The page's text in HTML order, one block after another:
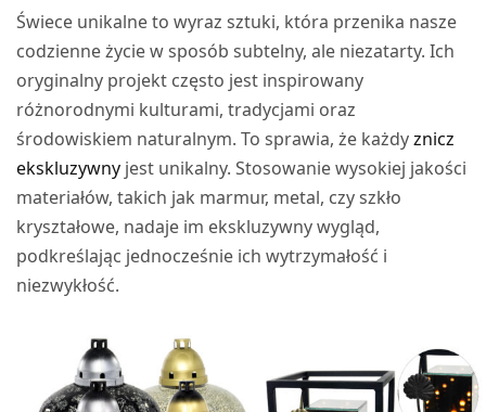
Świece unikalne to wyraz sztuki, która przenika nasze
codzienne życie w sposób subtelny, ale niezatarty. Ich
oryginalny projekt często jest inspirowany
różnorodnymi kulturami, tradycjami oraz
środowiskiem naturalnym. To sprawia, że każdyznicz
ekskluzywny jest unikalny. Stosowanie wysokiej jakości
materiałów, takich jak marmur, metal, czy szkło
kryształowe, nadaje im ekskluzywny wygląd,
podkreślając jednocześnie ich wytrzymałość i
niezwykłość.